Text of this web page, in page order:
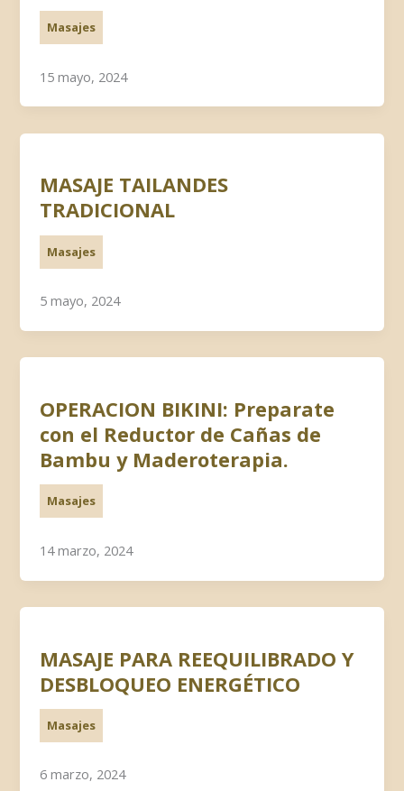
Masajes
15 mayo, 2024
MASAJE TAILANDES
TRADICIONAL
Masajes
5 mayo, 2024
OPERACION BIKINI: Preparate
con el Reductor de Cañas de
Bambu y Maderoterapia.
Masajes
14 marzo, 2024
MASAJE PARA REEQUILIBRADO Y
DESBLOQUEO ENERGÉTICO
Masajes
6 marzo, 2024